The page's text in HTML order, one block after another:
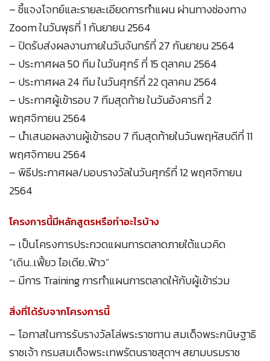
– ชี้แจงโจทย์และรายละเอียดการทำแผน ผ่านทางช่องทาง
Zoom ในวันพุธที่ 1 กันยายน 2564
– ปิดรับส่งผลงานภายในวันจันทร์ที่ 27 กันยายน 2564
– ประกาศผล 50 ทีม ในวันศุกร์ ที่ 15 ตุลาคม 2564
– ประกาศผล 24 ทีม ในวันศุกร์ที่ 22 ตุลาคม 2564
– ประกาศผู้เข้ารอบ 7 ทีมสุดท้าย ในวันอังคารที่ 2
พฤศจิกายน 2564
– นำเสนอผลงานผู้เข้ารอบ 7 ทีมสุดท้ายในวันพฤหัสบดีที่ 11
พฤศจิกายน 2564
– พิธีประกาศผล/มอบรางวัลในวันศุกร์ที่ 12 พฤศจิกายน
2564
โครงการนี้มีหลักสูตรหรือทำอะไรบ้าง
– เป็นโครงการประกวดแผนการตลาดภายใต้แนวคิด
“เดิน..เฟี้ยว ไอเดีย..ฟ้าว”
– มีการ Training การทำแผนการตลาดให้กับผู้เข้าร่วม
สิ่งที่ได้รับจากโครงการนี้
– โอกาสในการรับรางวัลโล่พระราชทาน สมเด็จพระกนิษฐาธิ
ราชเจ้า กรมสมเด็จพระเทพรัตนราชสุดาฯ สยามบรมราช